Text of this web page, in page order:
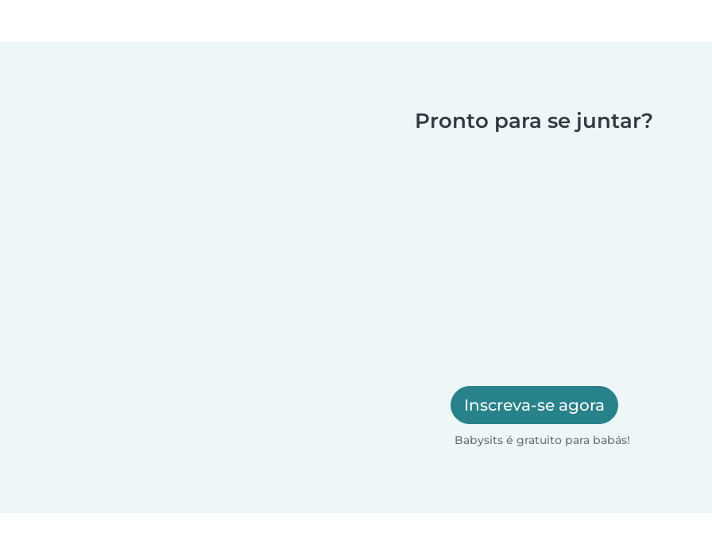
Pronto para se juntar?
Inscreva-se agora
Babysits é gratuito para babás!